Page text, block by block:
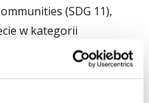
(SDG 11),
w kategorii
(SDG 17).